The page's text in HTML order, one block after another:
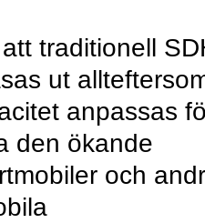
traditionell
ut
anpassas
den ökande
och